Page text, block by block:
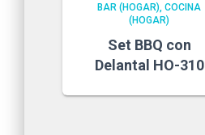
BAR (HOGAR) COCINA
(HOGAR)
Set BBQ con
Delantal HO-310